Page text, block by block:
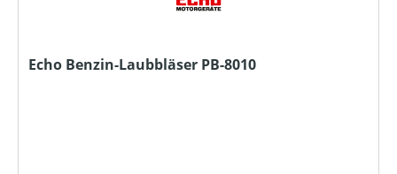
Echo Benzin-Laubbläser PB-8010